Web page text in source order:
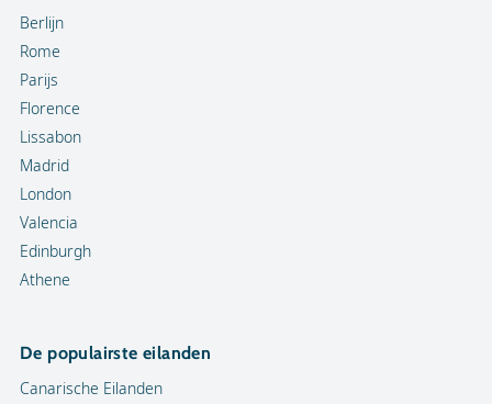
Berlijn
Rome
Parijs
Florence
Lissabon
Madrid
London
Valencia
Edinburgh
Athene
De populairste eilanden
Canarische Eilanden